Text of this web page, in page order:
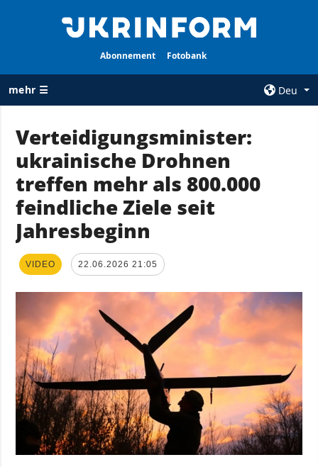
Abonnement Fotobank
mehr ☰
Deu
ALLE
RUBRIKEN
Krieg
Wiederaufbau
der Ukraine
Politik
Wirtschaft
Militär
Gesellschaft und
Kultur
Sport
Kriminalität
Notstand und
Notfälle
AGENTUR
Über uns
Kontakte
personenbezogener
Daten
ZUSÄTZLICH LEISTUNGEN
Verteidigungsminister:
ukrainische Drohnen
treffen mehr als 800.000
feindliche Ziele seit
Jahresbeginn
VIDEO 22.06.2026 21:05